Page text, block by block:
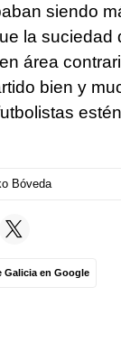
siendo
la suciedad
área
bien y
Bóveda
Galicia en Google